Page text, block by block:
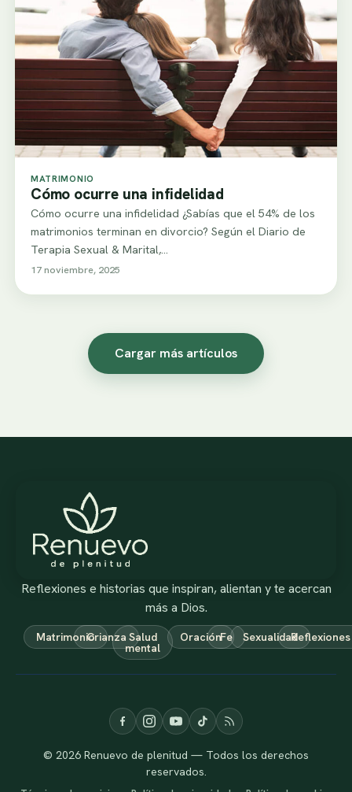
MATRIMONIO
Cómo ocurre una infidelidad
Cómo ocurre una infidelidad ¿Sabías que el 54% de los
matrimonios terminan en divorcio? Según el Diario de
Terapia Sexual & Marital,…
17 noviembre, 2025
Cargar más artículos
Reflexiones e historias que inspiran, alientan y te acercan
más a Dios.
MatrimonioCrianza Salud
mental
OraciónFe SexualidadReflexiones
© 2026 Renuevo de plenitud — Todos los derechos
reservados.